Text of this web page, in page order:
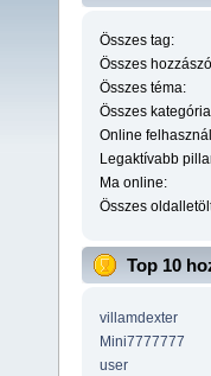
Összes tag:
Összes
Összes téma:
Összes
Online
Legaktívabb
Ma online:
Összes
Top 10
villamdexter
Mini7777777
user